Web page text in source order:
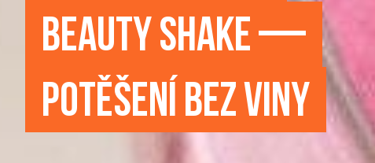
BEAUTY SHAKE —
POTĚŠENÍ BEZ VINY